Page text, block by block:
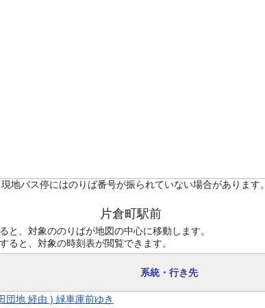
地バス停にはのりば番号が振られていない場合があります。
片倉町駅前
と、対象ののりばが地図の中心に移動します。
ると、対象の時刻表が閲覧できます。
系統・行き先
団地 経由 ) 緑車庫前ゆき